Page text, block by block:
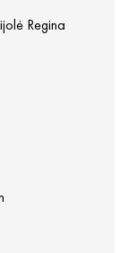
Regina